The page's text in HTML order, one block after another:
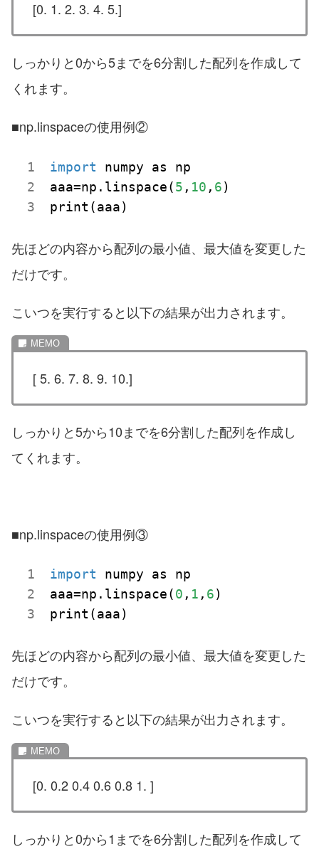
[0. 1. 2. 3. 4. 5.]
しっかりと0から5までを6分割した配列を作成して
くれます。
■np.linspaceの使用例②
import numpy as np
aaa=np.linspace(5 , 10 , 6)
先ほどの内容から配列の最小値、最大値を変更した
だけです。
こいつを実行すると以下の結果が出力されます。
[ 5. 6. 7. 8. 9. 10.]
しっかりと5から10までを6分割した配列を作成し
てくれます。
■np.linspaceの使用例③
import numpy as np
aaa=np.linspace(0 , 1 , 6)
先ほどの内容から配列の最小値、最大値を変更した
だけです。
こいつを実行すると以下の結果が出力されます。
[0. 0.2 0.4 0.6 0.8 1. ]
しっかりと0から1までを6分割した配列を作成して